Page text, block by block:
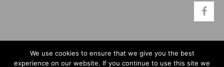
We use cookies to ensure that we give you the best
experience on our website. If you continue to use this site we